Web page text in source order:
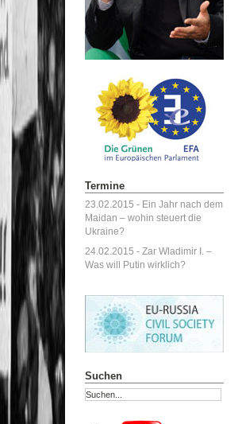
Termine
23.02.2015 - Ein Jahr nach dem
Maidan – wohin steuert die
Ukraine?
24.02.2015 - Zar Wladimir I. –
Was will Putin wirklich?
Suchen